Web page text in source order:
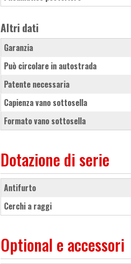
Altri dati
Garanzia
Può circolare in autostrada
Patente necessaria
Capienza vano sottosella
Formato vano sottosella
Dotazione di serie
antifurto
cerchi a raggi
Optional e accessori